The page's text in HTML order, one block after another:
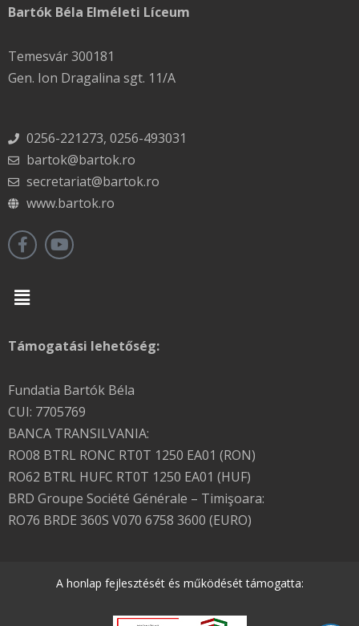
Bartók Béla Elméleti Líceum
Temesvár 300181
Gen. Ion Dragalina sgt. 11/A
0256-221273, 0256-493031
bartok@bartok.ro
secretariat@bartok.ro
www.bartok.ro
Menu
Támogatási lehetőség:
Fundatia Bartók Béla
CUI: 7705769
BANCA TRANSILVANIA:
RO08 BTRL RONC RT0T 1250 EA01 (RON)
RO62 BTRL HUFC RT0T 1250 EA01 (HUF)
BRD Groupe Société Générale – Timişoara:
RO76 BRDE 360S V070 6758 3600 (EURO)
A honlap fejlesztését és működését támogatta: